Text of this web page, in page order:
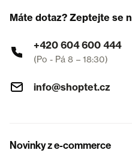
Máte dotaz? Zeptejte se
+420 604 600 444
(Po - Pá 8 – 18:30)
info@shoptet.cz
Novinky z e-commerce